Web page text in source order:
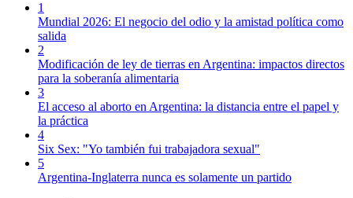
1
Mundial 2026: El negocio del odio y la amistad política como
salida
2
Modificación de ley de tierras en Argentina: impactos directos
para la soberanía alimentaria
3
El acceso al aborto en Argentina: la distancia entre el papel y
la práctica
4
Six Sex: "Yo también fui trabajadora sexual"
5
Argentina-Inglaterra nunca es solamente un partido